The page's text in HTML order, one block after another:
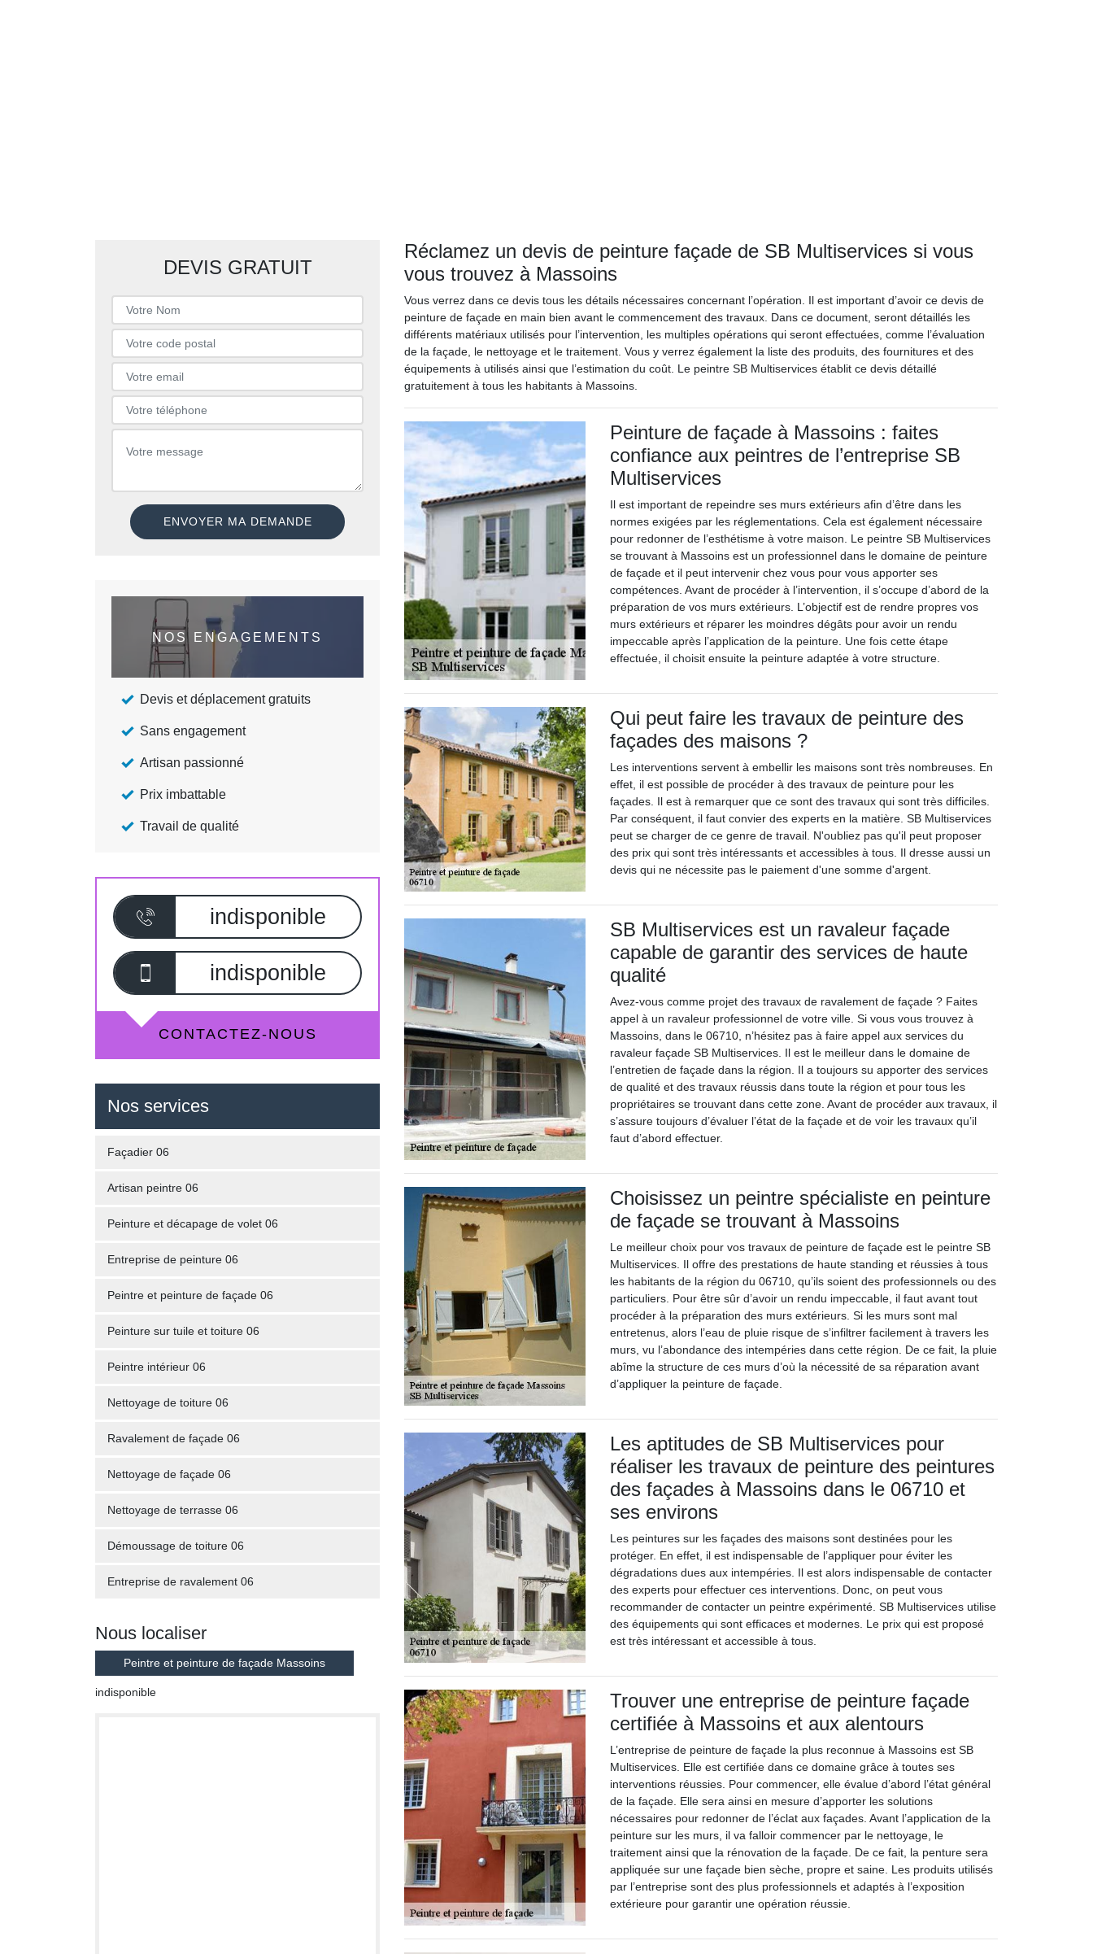
DEVIS GRATUIT
NOS ENGAGEMENTS
Devis et déplacement gratuits
Sans engagement
Artisan passionné
Prix imbattable
Travail de qualité
indisponible
indisponible
CONTACTEZ-NOUS
Nos services
Façadier 06
Artisan peintre 06
Peinture et décapage de volet 06
Entreprise de peinture 06
Peintre et peinture de façade 06
Peinture sur tuile et toiture 06
Peintre intérieur 06
Nettoyage de toiture 06
Ravalement de façade 06
Nettoyage de façade 06
Nettoyage de terrasse 06
Démoussage de toiture 06
Entreprise de ravalement 06
Nous localiser
Peintre et peinture de façade Massoins
indisponible
Réclamez un devis de peinture façade de SB Multiservices si vous
vous trouvez à Massoins
Vous verrez dans ce devis tous les détails nécessaires concernant l’opération. Il est important d’avoir ce devis de
peinture de façade en main bien avant le commencement des travaux. Dans ce document, seront détaillés les
différents matériaux utilisés pour l’intervention, les multiples opérations qui seront effectuées, comme l’évaluation
de la façade, le nettoyage et le traitement. Vous y verrez également la liste des produits, des fournitures et des
équipements à utilisés ainsi que l’estimation du coût. Le peintre SB Multiservices établit ce devis détaillé
gratuitement à tous les habitants à Massoins.
Peinture de façade à Massoins : faites
confiance aux peintres de l’entreprise SB
Multiservices
Il est important de repeindre ses murs extérieurs afin d’être dans les
normes exigées par les réglementations. Cela est également nécessaire
pour redonner de l’esthétisme à votre maison. Le peintre SB Multiservices
se trouvant à Massoins est un professionnel dans le domaine de peinture
de façade et il peut intervenir chez vous pour vous apporter ses
compétences. Avant de procéder à l’intervention, il s’occupe d’abord de la
préparation de vos murs extérieurs. L’objectif est de rendre propres vos
murs extérieurs et réparer les moindres dégâts pour avoir un rendu
impeccable après l’application de la peinture. Une fois cette étape
effectuée, il choisit ensuite la peinture adaptée à votre structure.
Qui peut faire les travaux de peinture des
façades des maisons ?
Les interventions servent à embellir les maisons sont très nombreuses. En
effet, il est possible de procéder à des travaux de peinture pour les
façades. Il est à remarquer que ce sont des travaux qui sont très difficiles.
Par conséquent, il faut convier des experts en la matière. SB Multiservices
peut se charger de ce genre de travail. N'oubliez pas qu'il peut proposer
des prix qui sont très intéressants et accessibles à tous. Il dresse aussi un
devis qui ne nécessite pas le paiement d'une somme d'argent.
SB Multiservices est un ravaleur façade
capable de garantir des services de haute
qualité
Avez-vous comme projet des travaux de ravalement de façade ? Faites
appel à un ravaleur professionnel de votre ville. Si vous vous trouvez à
Massoins, dans le 06710, n’hésitez pas à faire appel aux services du
ravaleur façade SB Multiservices. Il est le meilleur dans le domaine de
l’entretien de façade dans la région. Il a toujours su apporter des services
de qualité et des travaux réussis dans toute la région et pour tous les
propriétaires se trouvant dans cette zone. Avant de procéder aux travaux, il
s’assure toujours d’évaluer l’état de la façade et de voir les travaux qu’il
faut d’abord effectuer.
Choisissez un peintre spécialiste en peinture
de façade se trouvant à Massoins
Le meilleur choix pour vos travaux de peinture de façade est le peintre SB
Multiservices. Il offre des prestations de haute standing et réussies à tous
les habitants de la région du 06710, qu’ils soient des professionnels ou des
particuliers. Pour être sûr d’avoir un rendu impeccable, il faut avant tout
procéder à la préparation des murs extérieurs. Si les murs sont mal
entretenus, alors l’eau de pluie risque de s’infiltrer facilement à travers les
murs, vu l’abondance des intempéries dans cette région. De ce fait, la pluie
abîme la structure de ces murs d’où la nécessité de sa réparation avant
d’appliquer la peinture de façade.
Les aptitudes de SB Multiservices pour
réaliser les travaux de peinture des peintures
des façades à Massoins dans le 06710 et
ses environs
Les peintures sur les façades des maisons sont destinées pour les
protéger. En effet, il est indispensable de l’appliquer pour éviter les
dégradations dues aux intempéries. Il est alors indispensable de contacter
des experts pour effectuer ces interventions. Donc, on peut vous
recommander de contacter un peintre expérimenté. SB Multiservices utilise
des équipements qui sont efficaces et modernes. Le prix qui est proposé
est très intéressant et accessible à tous.
Trouver une entreprise de peinture façade
certifiée à Massoins et aux alentours
L’entreprise de peinture de façade la plus reconnue à Massoins est SB
Multiservices. Elle est certifiée dans ce domaine grâce à toutes ses
interventions réussies. Pour commencer, elle évalue d’abord l’état général
de la façade. Elle sera ainsi en mesure d’apporter les solutions
nécessaires pour redonner de l’éclat aux façades. Avant l’application de la
peinture sur les murs, il va falloir commencer par le nettoyage, le
traitement ainsi que la rénovation de la façade. De ce fait, la penture sera
appliquée sur une façade bien sèche, propre et saine. Les produits utilisés
par l’entreprise sont des plus professionnels et adaptés à l’exposition
extérieure pour garantir une opération réussie.